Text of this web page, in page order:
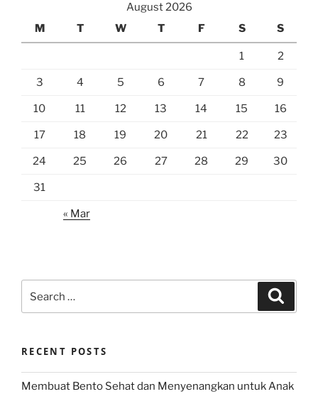
August 2026
M
T W T F S S
1 2
3 4 5 6 7 8 9
10 11 12 13 14 15 16
17 18 19 20 21 22 23
24 25 26 27 28 29 30
31
« Mar
for:
RECENT POSTS
Membuat Bento Sehat dan Menyenangkan untuk Anak